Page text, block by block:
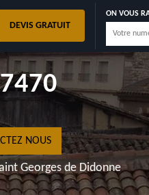
DEVIS GRATUIT
ON VOUS
SAINT
NOS REALISATIONS
Royan, Saintes, La Palmyre,